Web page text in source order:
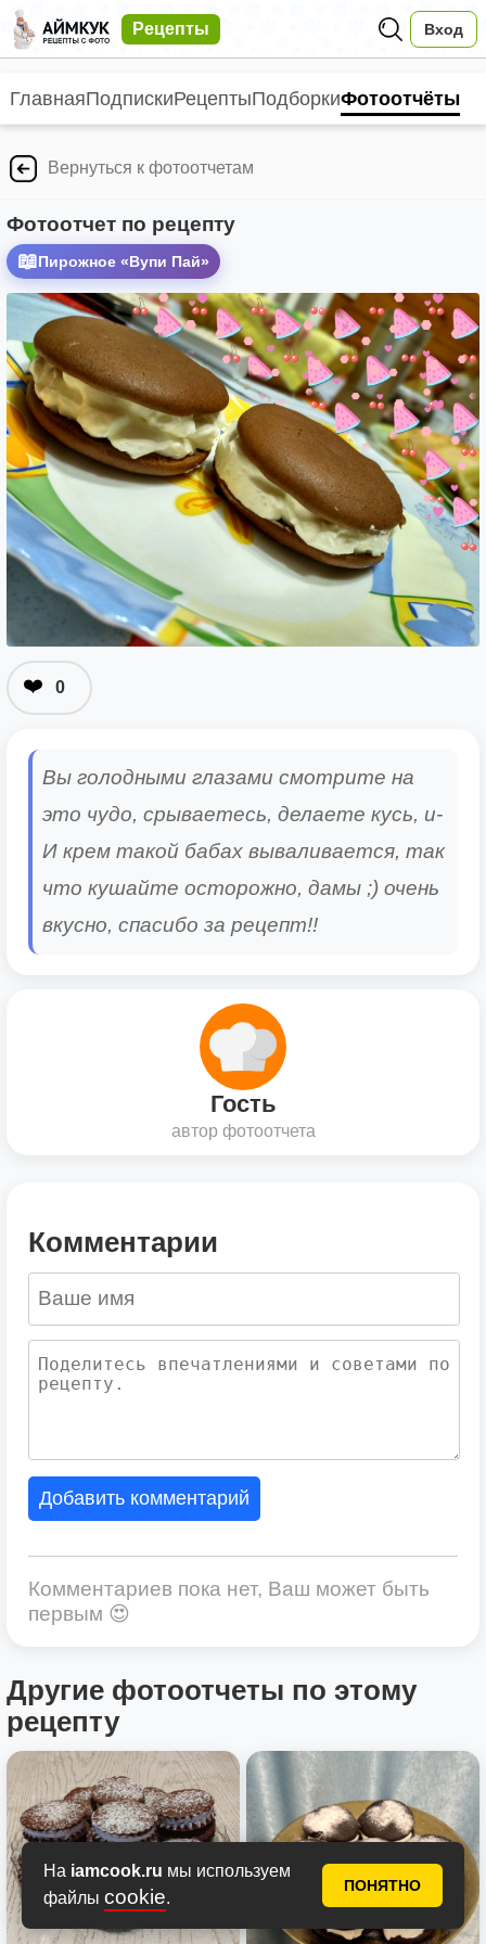
На iamcook.ru мы используем
файлы cookie.
ПОНЯТНО
Рецепты Вход
ГлавнаяПодпискиРецептыПодборкиФотоотчёты
Вернуться к фотоотчетам
Фотоотчет по рецепту
📖Пирожное «Вупи Пай»
❤️ 0
Вы голодными глазами смотрите на
это чудо, срываетесь, делаете кусь, и-
И крем такой бабах вываливается, так
что кушайте осторожно, дамы ;) очень
вкусно, спасибо за рецепт!!
Гость
автор фотоотчета
Комментарии
Добавить комментарий
Комментариев пока нет, Ваш может быть
первым 😍
Другие фотоотчеты по этому
рецепту